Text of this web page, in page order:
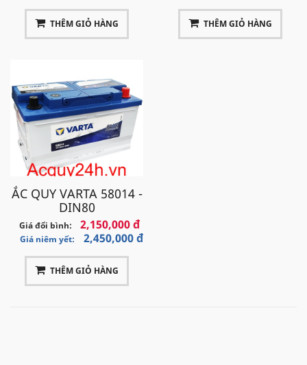
THÊM GIỎ HÀNG THÊM GIỎ HÀNG
ẮC QUY VARTA 58014 -
DIN80
Giá đổi bình: 2,150,000 đ
Giá niêm yết: 2,450,000 đ
THÊM GIỎ HÀNG